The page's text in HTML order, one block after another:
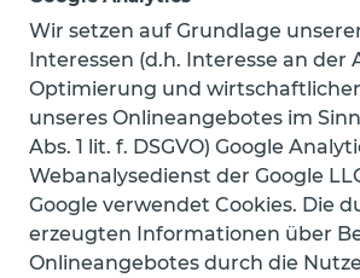
Wir setzen auf Grundlage
Interessen (d.h. Interesse an der
Optimierung und
unseres Onlineangebotes im
Abs. 1 lit. f. DSGVO) Google
Webanalysedienst der Google
Google verwendet Cookies. Die
erzeugten Informationen über
Onlineangebotes durch die